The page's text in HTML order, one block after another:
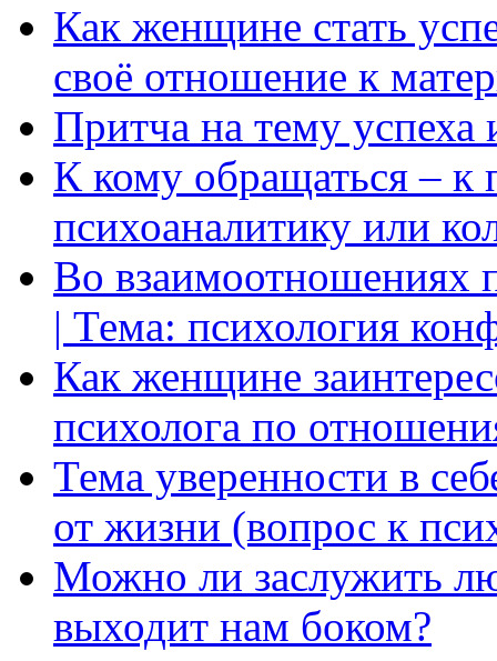
Как женщине стать
своё отношение к
Притча на тему успеха
К кому обращаться – к
психоаналитику или
Во взаимоотношениях
| Тема: психология
Как женщине
психолога по
Тема уверенности в
от жизни (вопрос к
Можно ли заслужить
выходит нам боком?